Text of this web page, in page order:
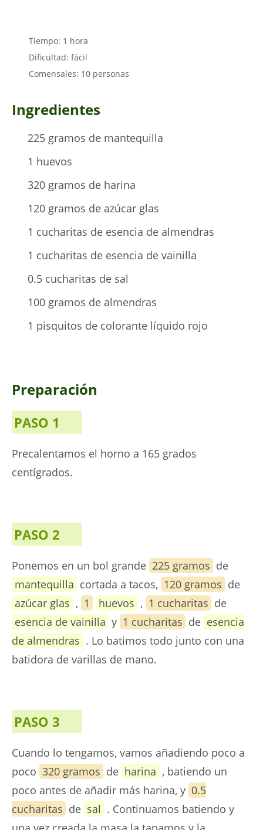
Tiempo: 1 hora
Dificultad: fácil
Comensales: 10 personas
Ingredientes
225 gramos de mantequilla
1 huevos
320 gramos de harina
120 gramos de azúcar glas
1 cucharitas de esencia de almendras
1 cucharitas de esencia de vainilla
0.5 cucharitas de sal
100 gramos de almendras
1 pisquitos de colorante líquido rojo
Preparación
PASO 1
Precalentamos el horno a 165 grados
centígrados.
PASO 2
Ponemos en un bol grande 225 gramos de
mantequilla cortada a tacos, 120 gramos de
azúcar glas , 1 huevos , 1 cucharitas de
esencia de vainilla y 1 cucharitas de esencia
de almendras . Lo batimos todo junto con una
batidora de varillas de mano.
PASO 3
Cuando lo tengamos, vamos añadiendo poco a
poco 320 gramos de harina , batiendo un
poco antes de añadir más harina, y 0.5
cucharitas de sal . Continuamos batiendo y